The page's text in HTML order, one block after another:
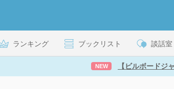
ランキング ブックリスト 談話室
NEW 【ビルボードジ